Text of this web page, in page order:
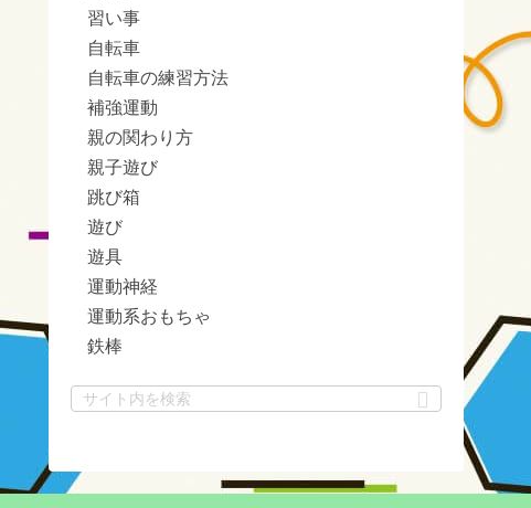
習い事
自転車
自転車の練習方法
補強運動
親の関わり方
親子遊び
跳び箱
遊び
遊具
運動神経
運動系おもちゃ
鉄棒